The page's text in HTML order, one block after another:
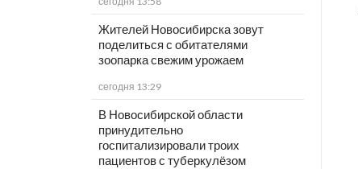
Жителей Новосибирска зовут
поделиться с обитателями
зоопарка свежим урожаем
сегодня 13:29
В Новосибирской области
принудительно
госпитализировали троих
пациентов с туберкулёзом